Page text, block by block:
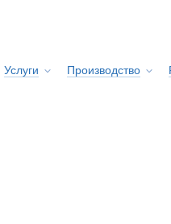
Услуги Производство